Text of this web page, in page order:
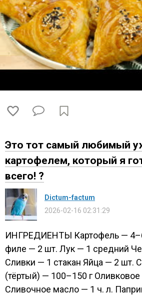
Это тот самый любимый
картофелем, который я
всего! ?
Dictum-factum
2026-02-16 02:31:29
ИНГРЕДИЕНТЫ Картофель —
филе — 2 шт. Лук — 1 средний
Сливки — 1 стакан Яйца — 2 шт.
(тёртый) — 100–150 г
Сливочное масло — 1 ч. л.